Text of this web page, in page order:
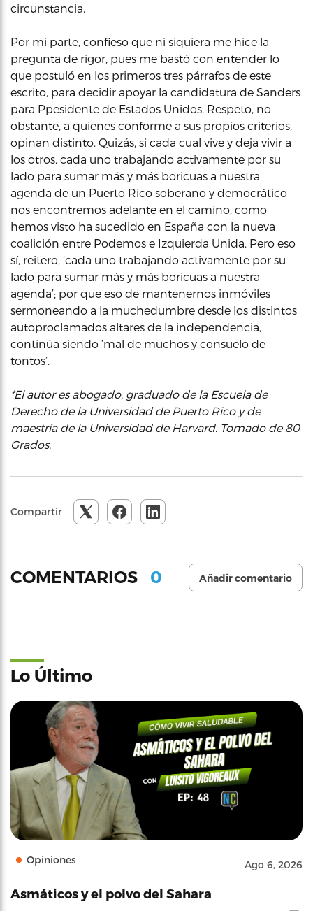
circunstancia.
Por mi parte, confieso que ni siquiera me hice la
pregunta de rigor, pues me bastó con entender lo
que postuló en los primeros tres párrafos de este
escrito, para decidir apoyar la candidatura de Sanders
para Ppesidente de Estados Unidos. Respeto, no
obstante, a quienes conforme a sus propios criterios,
opinan distinto. Quizás, si cada cual vive y deja vivir a
los otros, cada uno trabajando activamente por su
lado para sumar más y más boricuas a nuestra
agenda de un Puerto Rico soberano y democrático
nos encontremos adelante en el camino, como
hemos visto ha sucedido en España con la nueva
coalición entre Podemos e Izquierda Unida. Pero eso
sí, reitero, ‘cada uno trabajando activamente por su
lado para sumar más y más boricuas a nuestra
agenda’; por que eso de mantenernos inmóviles
sermoneando a la muchedumbre desde los distintos
autoproclamados altares de la independencia,
continúa siendo ‘mal de muchos y consuelo de
tontos’.
*El autor es abogado, graduado de la Escuela de
Derecho de la Universidad de Puerto Rico y de
maestría de la Universidad de Harvard. Tomado de 80
Grados.
Compartir
COMENTARIOS 0 Añadir comentario
Lo Último
Opiniones Ago 6, 2026
Asmáticos y el polvo del Sahara